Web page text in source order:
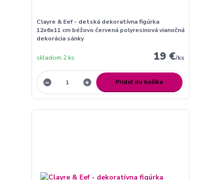
Clayre & Eef - detská dekoratívna figúrka
12x6x11 cm béžovo červená polyresinová vianočná
dekorácia sánky
19 €/ks
skladom 2 ks
Pridať do košíka